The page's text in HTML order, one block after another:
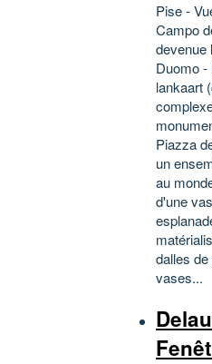
Pise -
Campo
devenue
Duomo -
lankaart
Piazza
un
au
d'une
dalles
vases...